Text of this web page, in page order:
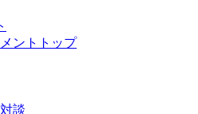
ントトップ
談